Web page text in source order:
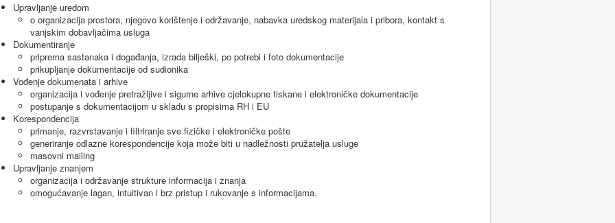
Upravljanje uredom
o organizacija prostora, njegovo korištenje i održavanje, nabavka uredskog materijala i pribora, kontakt s
vanjskim dobavljačima usluga
Dokumentiranje
priprema sastanaka i događanja, izrada bilješki, po potrebi i foto dokumentacije
prikupljanje dokumentacije od sudionika
Vođenje dokumenata i arhive
organizacija i vođenje pretražljive i sigurne arhive cjelokupne tiskane i elektroničke dokumentacije
postupanje s dokumentacijom u skladu s propisima RH i EU
Korespondencija
primanje, razvrstavanje i filtriranje sve fizičke i elektroničke pošte
generiranje odlazne korespondencije koja može biti u nadležnosti pružatelja usluge
masovni mailing
Upravljanje znanjem
organizacija i održavanje strukture informacija i znanja
omogućavanje lagan, intuitivan i brz pristup i rukovanje s informacijama.